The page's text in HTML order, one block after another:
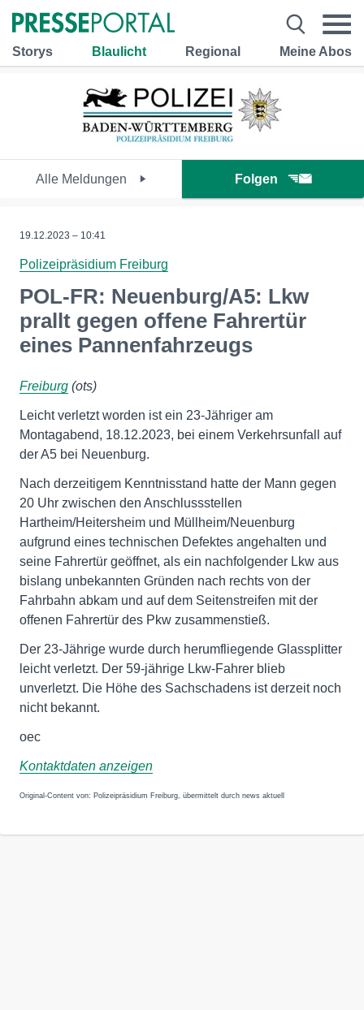
Storys Blaulicht Regional Meine Abos
Alle Meldungen Folgen
19.12.2023 – 10:41
Polizeipräsidium Freiburg
POL-FR: Neuenburg/A5: Lkw
prallt gegen offene Fahrertür
eines Pannenfahrzeugs
Freiburg (ots)
Leicht verletzt worden ist ein 23-Jähriger am
Montagabend, 18.12.2023, bei einem Verkehrsunfall auf
der A5 bei Neuenburg.
Nach derzeitigem Kenntnisstand hatte der Mann gegen
20 Uhr zwischen den Anschlussstellen
Hartheim/Heitersheim und Müllheim/Neuenburg
aufgrund eines technischen Defektes angehalten und
seine Fahrertür geöffnet, als ein nachfolgender Lkw aus
bislang unbekannten Gründen nach rechts von der
Fahrbahn abkam und auf dem Seitenstreifen mit der
offenen Fahrertür des Pkw zusammenstieß.
Der 23-Jährige wurde durch herumfliegende Glassplitter
leicht verletzt. Der 59-jährige Lkw-Fahrer blieb
unverletzt. Die Höhe des Sachschadens ist derzeit noch
nicht bekannt.
oec
Kontaktdaten anzeigen
Original-Content von: Polizeipräsidium Freiburg, übermittelt durch news aktuell